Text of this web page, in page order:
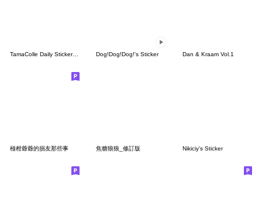
TamaColle Daily Stickers Vol.1 Dog!Dog!Dog!'s Sticker Dan & Kraam Vol.1
椪柑爺爺的損友那些事 焦糖狼狼_修訂版 Nikiciy's Sticker